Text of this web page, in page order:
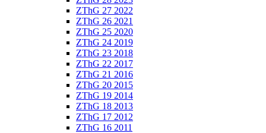
ZThG 27 2022
ZThG 26 2021
ZThG 25 2020
ZThG 24 2019
ZThG 23 2018
ZThG 22 2017
ZThG 21 2016
ZThG 20 2015
ZThG 19 2014
ZThG 18 2013
ZThG 17 2012
ZThG 16 2011